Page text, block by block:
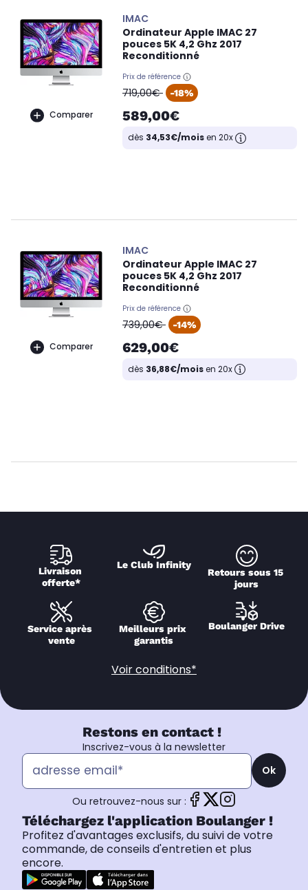
Comparer
IMAC
Ordinateur Apple IMAC 27
pouces 5K 4,2 Ghz 2017
Reconditionné
Prix de référence
oldPrice
719,00€ -18%
589,00€
dès 34,53€/moisen 20x
Comparer
IMAC
Ordinateur Apple IMAC 27
pouces 5K 4,2 Ghz 2017
Reconditionné
Prix de référence
oldPrice
739,00€ -14%
629,00€
dès 36,88€/moisen 20x
Livraison
offerte*
Le Club Infinity
Retours sous 15
jours
Service après
vente
Meilleurs prix
garantis
Boulanger Drive
Voir conditions*
Restons en contact !
Inscrivez-vous à la newsletter
Ok
Ou retrouvez-nous sur :
Téléchargez l'application Boulanger !
Profitez d'avantages exclusifs, du suivi de votre
commande, de conseils d'entretien et plus
encore.